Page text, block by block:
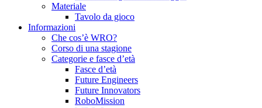
Materiale
Tavolo da gioco
Informazioni
Che cos’è WRO?
Corso di una stagione
Categorie e fasce d’età
Fasce d’età
Future Engineers
Future Innovators
RoboMission